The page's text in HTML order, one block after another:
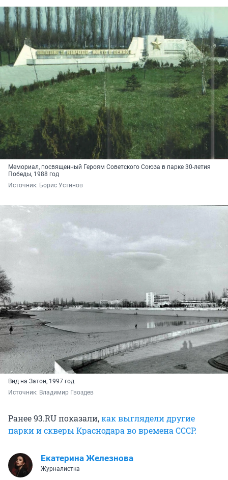
Мемориал, посвященный Героям Советского Союза в парке 30-летия
Победы, 1988 год
Источник: Борис Устинов
Вид на Затон, 1997 год
Источник: Владимир Гвоздев
Ранее 93.RU показали,как выглядели другие
парки и скверы Краснодара во времена СССР.
Екатерина Железнова
Журналистка